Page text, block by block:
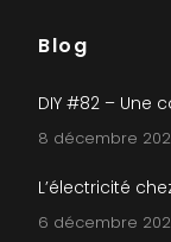
Blog
DIY #82 – Une
8 décembre
L’électricité
6 décembre